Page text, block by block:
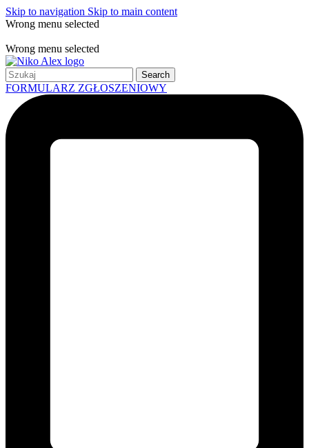
Skip to navigation Skip to main content
Wrong menu selected
Wrong menu selected
Search
FORMULARZ ZGŁOSZENIOWY